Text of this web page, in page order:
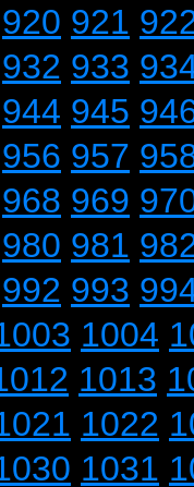
920 921
932 933
944 945
956 957
968 969
980 981
992 993
1004
1013
1022
1031